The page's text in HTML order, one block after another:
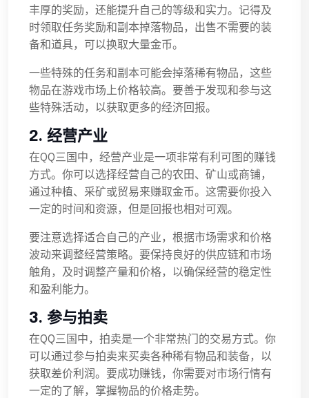
丰厚的奖励，还能提升自己的等级和实力。记得及
时领取任务奖励和副本掉落物品，出售不需要的装
备和道具，可以换取大量金币。
一些特殊的任务和副本可能会掉落稀有物品，这些
物品在游戏市场上价格较高。要善于发现和参与这
些特殊活动，以获取更多的经济回报。
2. 经营产业
在QQ三国中，经营产业是一项非常有利可图的赚钱
方式。你可以选择经营自己的农田、矿山或商铺，
通过种植、采矿或贸易来赚取金币。这需要你投入
一定的时间和资源，但是回报也相对可观。
要注意选择适合自己的产业，根据市场需求和价格
波动来调整经营策略。要保持良好的供应链和市场
触角，及时调整产量和价格，以确保经营的稳定性
和盈利能力。
3. 参与拍卖
在QQ三国中，拍卖是一个非常热门的交易方式。你
可以通过参与拍卖来买卖各种稀有物品和装备，以
获取差价利润。要成功赚钱，你需要对市场行情有
一定的了解，掌握物品的价格走势。